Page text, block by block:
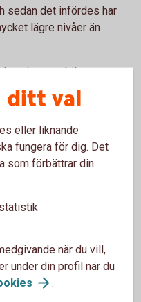
sedan det infördes har
lägre nivåer än
och en stabil
förutsägbarhet och
att privatpersoner,
underlättar för
så att de vågar
regelbundet
Analyserna
ditt val
eller liknande
fungera för dig. Det
som förbättrar din
när du vill,
under din profil när du
.